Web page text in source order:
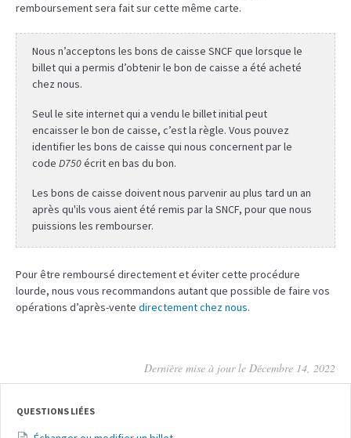
remboursement sera fait sur cette même carte.
Nous n’acceptons les bons de caisse SNCF que lorsque le
billet qui a permis d’obtenir le bon de caisse a été acheté
chez nous.
Seul le site internet qui a vendu le billet initial peut
encaisser le bon de caisse, c’est la règle. Vous pouvez
identifier les bons de caisse qui nous concernent par le
code D750écrit en bas du bon.
Les bons de caisse doivent nous parvenir au plus tard un an
après qu'ils vous aient été remis par la SNCF, pour que nous
puissions les rembourser.
Pour être remboursé directement et éviter cette procédure
lourde, nous vous recommandons autant que possible de faire vos
opérations d’après-vente directement chez nous.
Dernière mise à jour le Décembre 14, 2022
QUESTIONS LIÉES